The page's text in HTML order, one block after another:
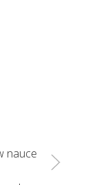
nauce